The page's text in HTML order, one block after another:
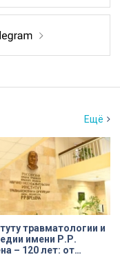
Ещё
травматологии и
имени Р.Р.
– 120 лет: от